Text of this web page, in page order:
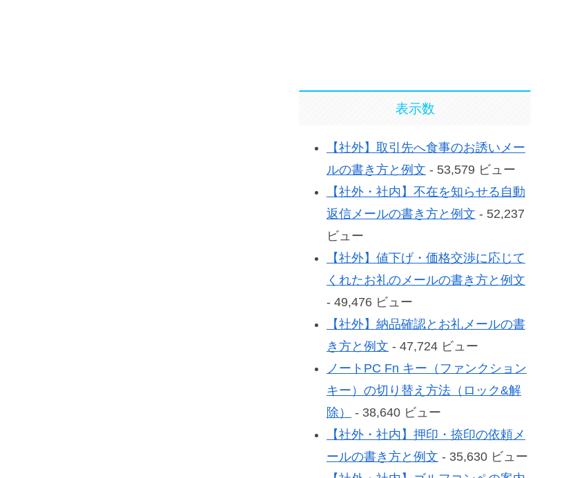
表示数
【社外】取引先へ食事のお誘いメー
ルの書き方と例文 - 53,579 ビュー
【社外・社内】不在を知らせる自動
返信メールの書き方と例文 - 52,237
ビュー
【社外】値下げ・価格交渉に応じて
くれたお礼のメールの書き方と例文
- 49,476 ビュー
【社外】納品確認とお礼メールの書
き方と例文 - 47,724 ビュー
ノートPC Fn キー（ファンクション
キー）の切り替え方法（ロック&解
除）
- 38,640 ビュー
【社外・社内】押印・捺印の依頼メ
ールの書き方と例文 - 35,630 ビュー